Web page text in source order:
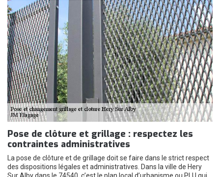
Pose de clôture et grillage : respectez les
contraintes administratives
La pose de clôture et de grillage doit se faire dans le strict respect
des dispositions légales et administratives. Dans la ville de Hery